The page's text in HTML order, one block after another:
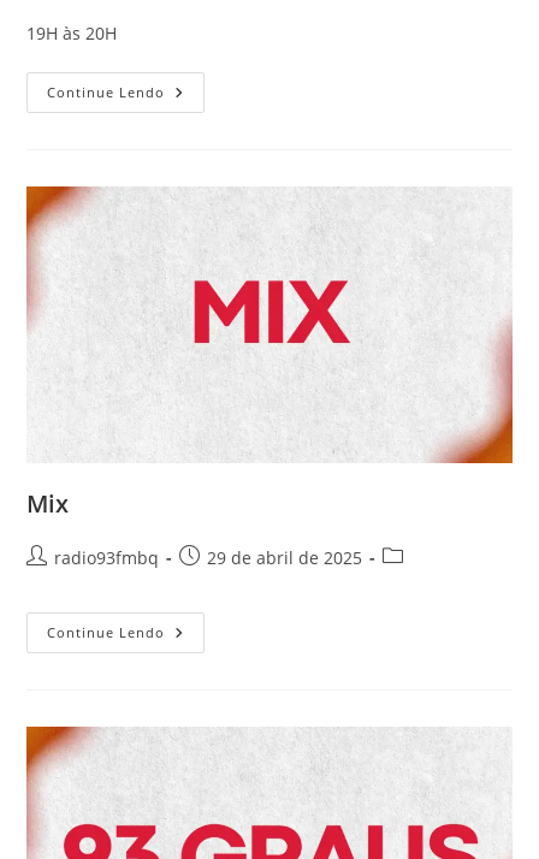
19H às 20H
Continue Lendo
Mix
radio93fmbq 29 de abril de 2025
Continue Lendo